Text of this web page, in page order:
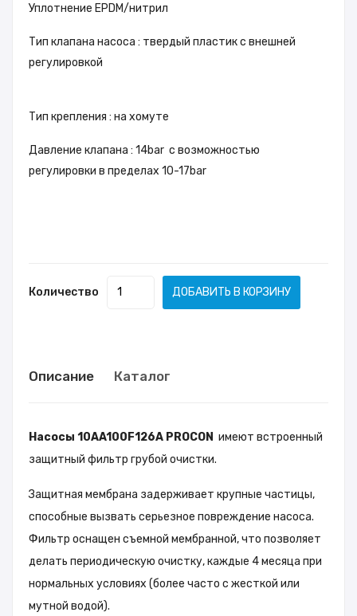
Уплотнение EPDM/нитрил
Тип клапана насоса : твердый пластик с внешней
регулировкой
Тип крепления : на хомуте
Давление клапана : 14bar с возможностью
регулировки в пределах 10-17bar
Количество ДОБАВИТЬ В КОРЗИНУ
Описание Каталог
Насосы 10AA100F126A PROCON имеют встроенный
защитный фильтр грубой очистки.
Защитная мембрана задерживает крупные частицы,
способные вызвать серьезное повреждение насоса.
Фильтр оснащен съемной мембранной, что позволяет
делать периодическую очистку, каждые 4 месяца при
нормальных условиях (более часто с жесткой или
мутной водой).